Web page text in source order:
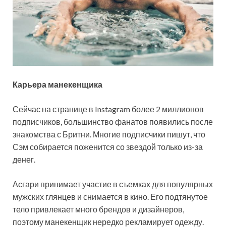
Карьера манекенщика
Сейчас на странице в Instagram более 2 миллионов
подписчиков, большинство фанатов появились после
знакомства с Бритни. Многие подписчики пишут, что
Сэм собирается поженится со звездой только из-за
денег.
Асгари принимает участие в съемках для популярных
мужских глянцев и снимается в кино. Его подтянутое
тело привлекает много брендов и дизайнеров,
поэтому манекенщик нередко рекламирует одежду.